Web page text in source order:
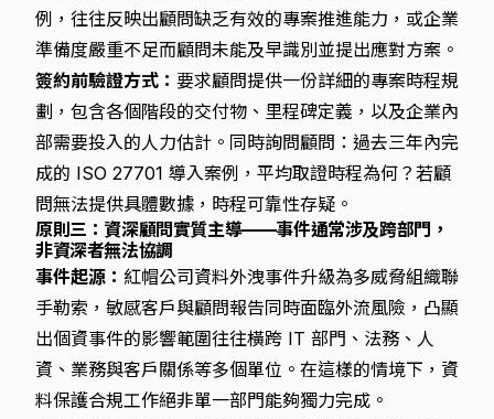
例，往往反映出顧問缺乏有效的專案推進能力，或企業
準備度嚴重不足而顧問未能及早識別並提出應對方案。
簽約前驗證方式： 要求顧問提供一份詳細的專案時程規
劃，包含各個階段的交付物、里程碑定義，以及企業內
部需要投入的人力估計。同時詢問顧問：過去三年內完
成的 ISO 27701 導入案例，平均取證時程為何？若顧
問無法提供具體數據，時程可靠性存疑。
原則三：資深顧問實質主導——事件通常涉及跨部門，
非資深者無法協調
事件起源： 紅帽公司資料外洩事件升級為多威脅組織聯
手勒索，敏感客戶與顧問報告同時面臨外流風險，凸顯
出個資事件的影響範圍往往橫跨 IT 部門、法務、人
資、業務與客戶關係等多個單位。在這樣的情境下，資
料保護合規工作絕非單一部門能夠獨力完成。